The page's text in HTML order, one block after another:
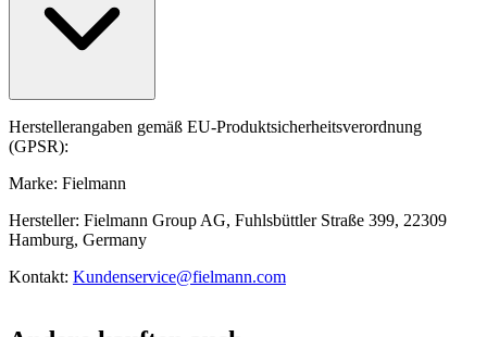
Herstellerangaben gemäß EU-Produktsicherheitsverordnung
(GPSR):
Marke: Fielmann
Hersteller: Fielmann Group AG, Fuhlsbüttler Straße 399, 22309
Hamburg, Germany
Kontakt: Kundenservice@fielmann.com